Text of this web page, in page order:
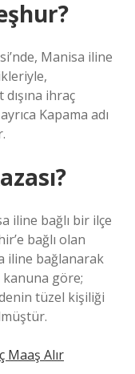
Manisa iline
ihraç
Kapama adı
iline bağlı bir ilçe
bağlı olan
iline bağlanarak
kanuna göre;
tüzel kişiliği
Maaş Alır